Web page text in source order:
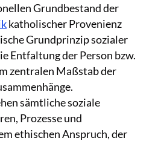
Grundbestand der
katholischer Provenienz
Grundprinzip sozialer
Entfaltung der Person bzw.
zentralen Maßstab der
sämtliche soziale
Prozesse und
ethischen Anspruch, der